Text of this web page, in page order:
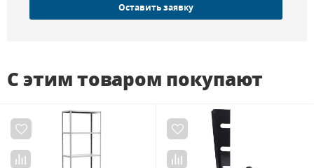
Оставить заявку
С этим товаром покупают